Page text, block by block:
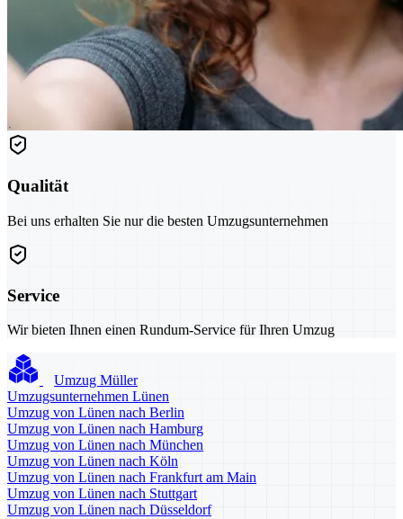
Qualität
Bei uns erhalten Sie nur die besten Umzugsunternehmen
Service
Wir bieten Ihnen einen Rundum-Service für Ihren Umzug
Umzug Müller
Umzugsunternehmen Lünen
Umzug von Lünen nach Berlin
Umzug von Lünen nach Hamburg
Umzug von Lünen nach München
Umzug von Lünen nach Köln
Umzug von Lünen nach Frankfurt am Main
Umzug von Lünen nach Stuttgart
Umzug von Lünen nach Düsseldorf